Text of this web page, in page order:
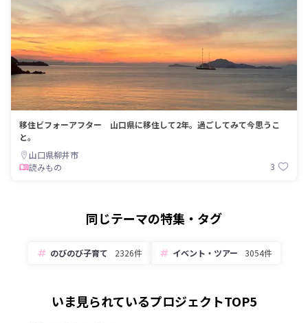
移住ビフォーアフター 山口県に移住して2年。過ごしてみて今思うこ
と。
山口県柳井市
読みもの
3
同じテーマの特集・タグ
のびのび子育て 2326件 イベント・ツアー 3054件
いま見られているプロジェクトTOP5